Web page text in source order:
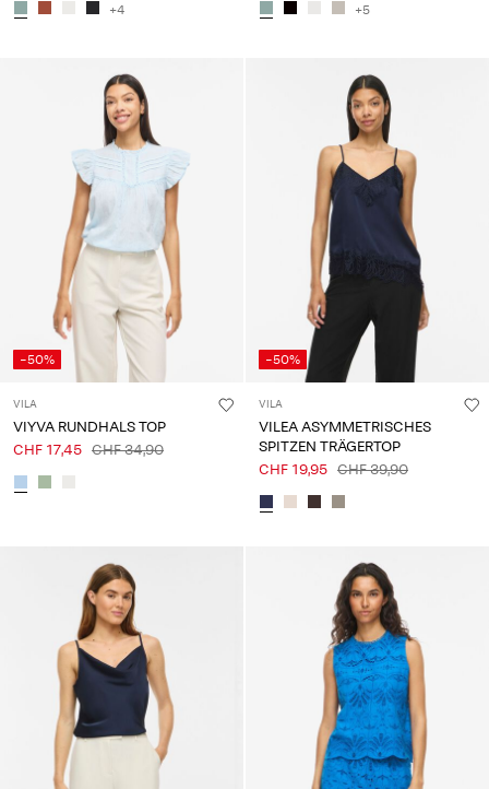
+4 +5
-50%
VILA
VIYVA RUNDHALS TOP
CHF 17,45 CHF 34,90
-50%
VILA
VILEA ASYMMETRISCHES
SPITZEN TRÄGERTOP
CHF 19,95 CHF 39,90